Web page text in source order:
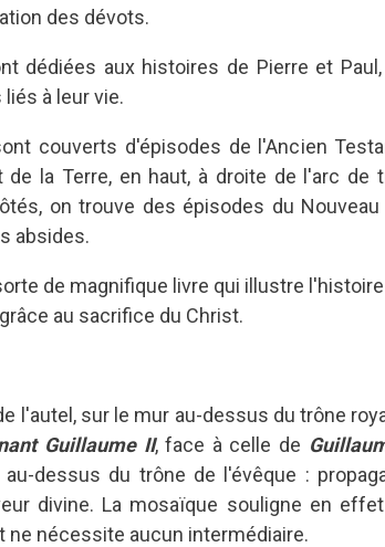
des dévots.
dédiées aux histoires de Pierre et
à leur vie.
couverts d'épisodes de l'Ancien
de la Terre, en haut, à droite de l'arc de
on trouve des épisodes du
absides.
de magnifique livre qui illustre
au sacrifice du Christ.
l'autel, sur le mur au-dessus du trône
Guillaume II, face à celle de
au-dessus du trône de l'évêque :
divine. La mosaïque souligne en
ne nécessite aucun intermédiaire.